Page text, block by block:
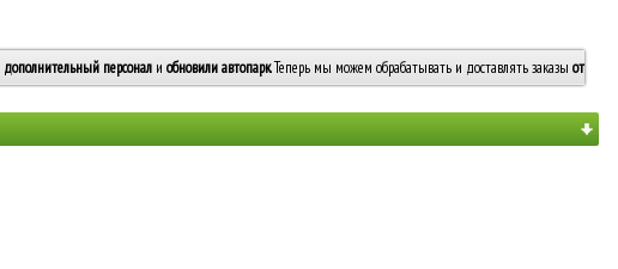
дополнительный персонал и обновили автопарк. Теперь мы можем обрабатывать и доставлять заказы от